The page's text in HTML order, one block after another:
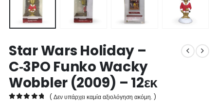
Star Wars Holiday –
C‑3PO Funko Wacky
Wobbler (2009) – 12εκ
( Δεν υπάρχει καμία αξιολόγηση ακόμη. )